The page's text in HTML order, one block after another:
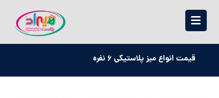
قیمت انواع میز پلاستیکی 6 نفره